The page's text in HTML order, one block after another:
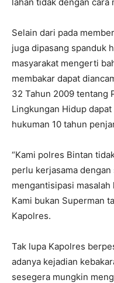
Selain dari pada
juga dipasang spanduk
masyarakat mengerti
membakar dapat
32 Tahun 2009 tentang
Lingkungan Hidup
hukuman 10 tahun
“Kami polres Bintan
perlu kerjasama
mengantisipasi
Kami bukan Superman
Kapolres.
Tak lupa Kapolres
adanya kejadian
sesegera mungkin